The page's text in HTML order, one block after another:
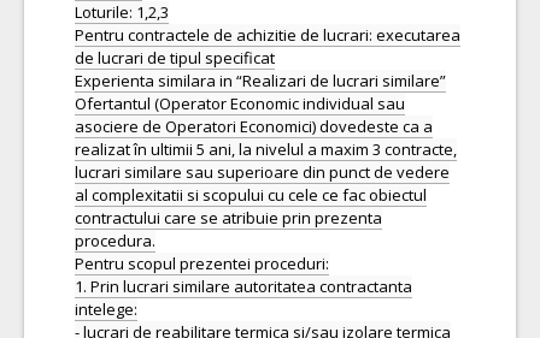
Loturile: 1,2,3
Pentru contractele de achizitie de lucrari: executarea
de lucrari de tipul specificat
Experienta similara in “Realizari de lucrari similare”
Ofertantul (Operator Economic individual sau
asociere de Operatori Economici) dovedeste ca a
realizat în ultimii 5 ani, la nivelul a maxim 3 contracte,
lucrari similare sau superioare din punct de vedere
al complexitatii si scopului cu cele ce fac obiectul
contractului care se atribuie prin prezenta
procedura.
Pentru scopul prezentei proceduri:
1. Prin lucrari similare autoritatea contractanta
intelege:
- lucrari de reabilitare termica si/sau izolare termica